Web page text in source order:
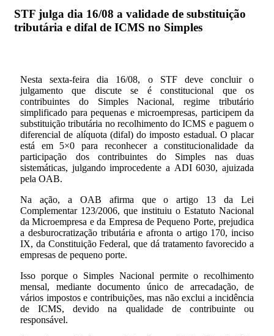
STF julga dia 16/08 a validade de substituição
tributária e difal de ICMS no Simples
Nesta sexta-feira dia 16/08, o STF deve concluir o
julgamento que discute se é constitucional que os
contribuintes do Simples Nacional, regime tributário
simplificado para pequenas e microempresas, participem da
substituição tributária no recolhimento do ICMS e paguem o
diferencial de alíquota (difal) do imposto estadual. O placar
está em 5×0 para reconhecer a constitucionalidade da
participação dos contribuintes do Simples nas duas
sistemáticas, julgando improcedente a ADI 6030, ajuizada
pela OAB.
Na ação, a OAB afirma que o artigo 13 da Lei
Complementar 123/2006, que instituiu o Estatuto Nacional
da Microempresa e da Empresa de Pequeno Porte, prejudica
a desburocratização tributária e afronta o artigo 170, inciso
IX, da Constituição Federal, que dá tratamento favorecido a
empresas de pequeno porte.
Isso porque o Simples Nacional permite o recolhimento
mensal, mediante documento único de arrecadação, de
vários impostos e contribuições, mas não exclui a incidência
de ICMS, devido na qualidade de contribuinte ou
responsável.